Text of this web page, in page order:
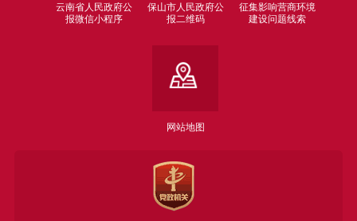
云南省人民政府公
报微信小程序
保山市人民政府公
报二维码
征集影响营商环境
建设问题线索
网站地图